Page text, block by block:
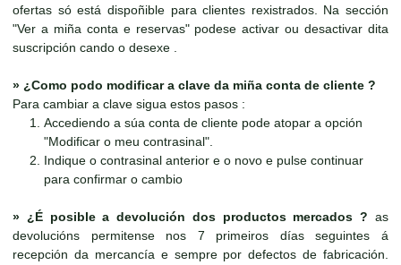
ofertas só está dispoñible para clientes rexistrados. Na sección
"Ver a miña conta e reservas" podese activar ou desactivar dita
suscripción cando o desexe .
» ¿Como podo modificar a clave da miña conta de cliente ?
Para cambiar a clave sigua estos pasos :
Accediendo a súa conta de cliente pode atopar a opción
"Modificar o meu contrasinal".
Indique o contrasinal anterior e o novo e pulse continuar
para confirmar o cambio
» ¿É posible a devolución dos productos mercados ? as
devolucións permitense nos 7 primeiros días seguintes á
recepción da mercancía e sempre por defectos de fabricación.